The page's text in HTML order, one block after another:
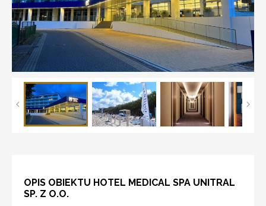
OPIS OBIEKTU HOTEL MEDICAL SPA UNITRAL
SP. Z O.O.